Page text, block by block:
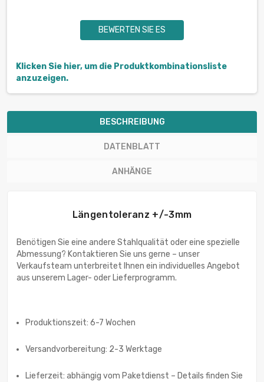
BEWERTEN SIE ES
Klicken Sie hier, um die Produktkombinationsliste
anzuzeigen.
BESCHREIBUNG
DATENBLATT
ANHÄNGE
Längentoleranz +/-3mm
Benötigen Sie eine andere Stahlqualität oder eine spezielle
Abmessung? Kontaktieren Sie uns gerne – unser
Verkaufsteam unterbreitet Ihnen ein individuelles Angebot
aus unserem Lager- oder Lieferprogramm.
Produktionszeit: 6-7 Wochen
Versandvorbereitung: 2-3 Werktage
Lieferzeit: abhängig vom Paketdienst – Details finden Sie